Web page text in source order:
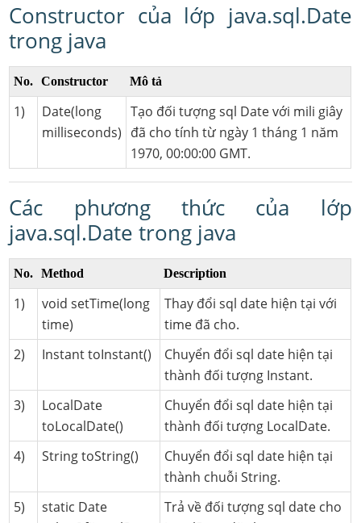
Constructor của lớp java.sql.Date
trong java
No. Constructor Mô tả
1)
Date(long
milliseconds)
Tạo đối tượng sql Date với mili giây
đã cho tính từ ngày 1 tháng 1 năm
1970, 00:00:00 GMT.
Các phương thức của lớp
java.sql.Date trong java
No. Method Description
1)
void setTime(long
time)
Thay đổi sql date hiện tại với
time đã cho.
2)
Instant toInstant()
Chuyển đổi sql date hiện tại
thành đối tượng Instant.
3)
LocalDate
toLocalDate()
Chuyển đổi sql date hiện tại
thành đối tượng LocalDate.
4)
String toString()
Chuyển đổi sql date hiện tại
thành chuỗi String.
5)
static Date
Trả về đối tượng sql date cho